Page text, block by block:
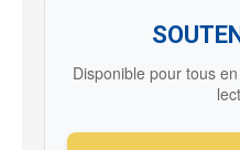
Disponible pour tous